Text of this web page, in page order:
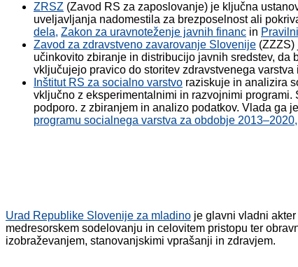
ZRSZ (Zavod RS za zaposlovanje) je ključna
uveljavljanja nadomestila za brezposelnost ali
dela, Zakon za uravnoteženje javnih financ in
Zavod za zdravstveno zavarovanje Slovenije (ZZZS)
učinkovito zbiranje in distribucijo javnih sredstev, da
vključujejo pravico do storitev zdravstvenega
Inštitut RS za socialno varstvo raziskuje in analizira
vključno z eksperimentalnimi in razvojnimi
podporo. z zbiranjem in analizo podatkov. Vlada ga
programu socialnega varstva za obdobje 2013–2020,
Urad Republike Slovenije za mladino je glavni vladni
medresorskem sodelovanju in celovitem pristopu ter
izobraževanjem, stanovanjskimi vprašanji in zdravjem.